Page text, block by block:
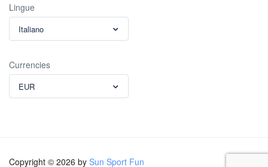
Lingue
Italiano
Currencies
EUR
Copyright © 2026 by Sun Sport Fun